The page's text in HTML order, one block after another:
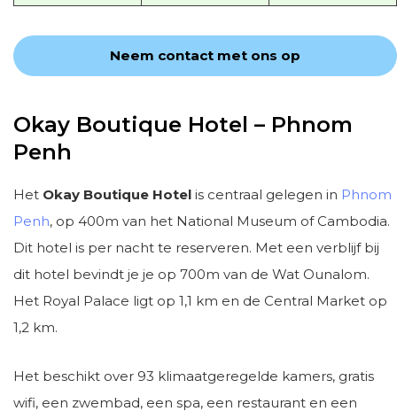
Neem contact met ons op
Okay Boutique Hotel – Phnom
Penh
Het Okay Boutique Hotel is centraal gelegen in Phnom
Penh, op 400m van het National Museum of Cambodia.
Dit hotel is per nacht te reserveren. Met een verblijf bij
dit hotel bevindt je je op 700m van de Wat Ounalom.
Het Royal Palace ligt op 1,1 km en de Central Market op
1,2 km.
Het beschikt over 93 klimaatgeregelde kamers, gratis
wifi, een zwembad, een spa, een restaurant en een